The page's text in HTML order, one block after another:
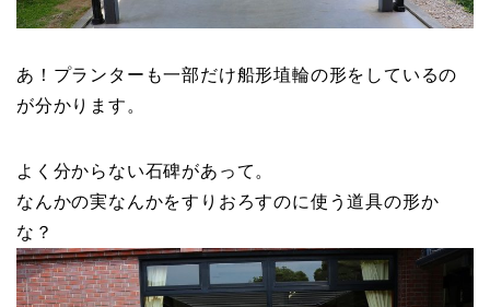
あ！プランターも一部だけ船形埴輪の形をしているの
が分かります。
よく分からない石碑があって。
なんかの実なんかをすりおろすのに使う道具の形か
な？